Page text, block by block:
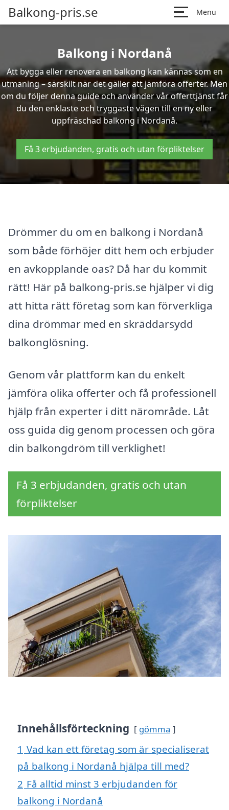
Balkong-pris.se Menu
Balkong i Nordanå
Att bygga eller renovera en balkong kan kännas som en
utmaning – särskilt när det gäller att jämföra offerter. Men
om du följer denna guide och använder vår offerttjänst får
du den enklaste och tryggaste vägen till en ny eller
uppfräschad balkong i Nordanå.
Få 3 erbjudanden, gratis och utan förpliktelser
Drömmer du om en balkong i Nordanå
som både förhöjer ditt hem och erbjuder
en avkopplande oas? Då har du kommit
rätt! Här på balkong-pris.se hjälper vi dig
att hitta rätt företag som kan förverkliga
dina drömmar med en skräddarsydd
balkonglösning.
Genom vår plattform kan du enkelt
jämföra olika offerter och få professionell
hjälp från experter i ditt närområde. Låt
oss guida dig genom processen och göra
din balkongdröm till verklighet!
Få 3 erbjudanden, gratis och utan
förpliktelser
Innehållsförteckning gömma
1 Vad kan ett företag som är specialiserat
på balkong i Nordanå hjälpa till med?
2 Få alltid minst 3 erbjudanden för
balkong i Nordanå